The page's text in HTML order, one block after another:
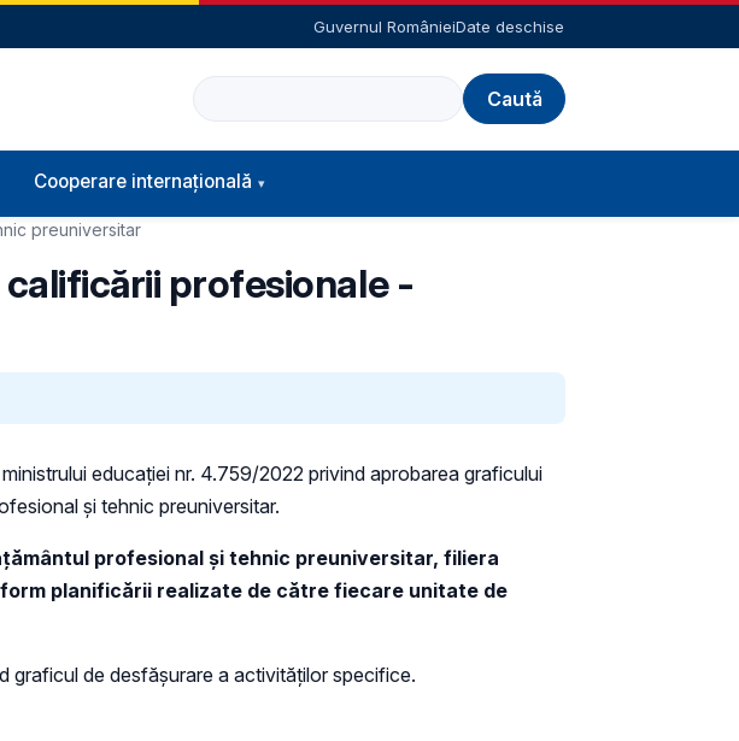
Guvernul RomânieiDate deschise
Caută
Cooperare internațională
preuniversitar
profesionale -
educației nr. 4.759/2022 privind aprobarea graficului
și tehnic preuniversitar.
profesional și tehnic preuniversitar, filiera
planificării realizate de către fiecare unitate de
graficul de desfășurare a activităților specifice.